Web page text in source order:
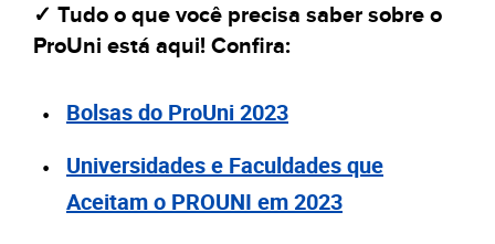
✓ Tudo o que você precisa saber sobre o
ProUni está aqui! Confira:
Bolsas do ProUni 2023
Universidades e Faculdades que
Aceitam o PROUNI em 2023